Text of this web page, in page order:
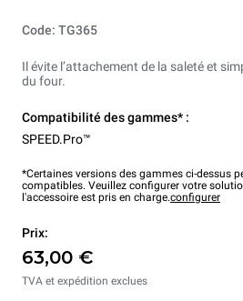
Code: TG365
Il évite l’attachement de la saleté et
du four.
Compatibilité des gammes* :
SPEED.Pro™
*Certaines versions des gammes ci-dessus
compatibles. Veuillez configurer votre
l'accessoire est pris en charge.configurer
Prix:
63,00 €
TVA et expédition exclues